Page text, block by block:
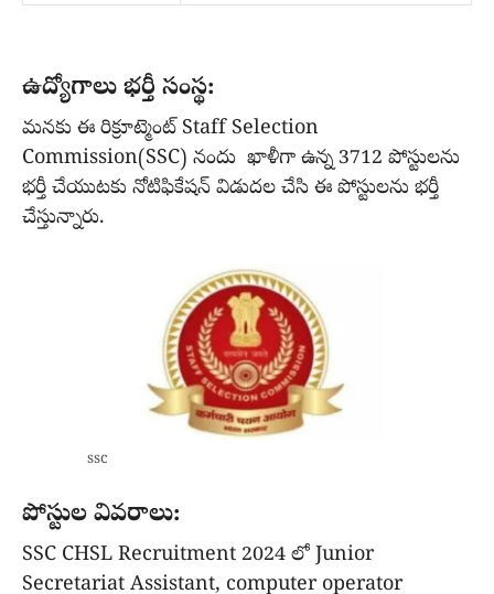
ఉద్యోగాలు భర్తీ సంస్థ:
మనకు ఈ రిక్రూట్మెంట్ Staff Selection
Commission(SSC) నందు ఖాళీగా ఉన్న 3712 పోస్టులను
భర్తీ చేయుటకు నోటిఫికేషన్ విడుదల చేసి ఈ పోస్టులను భర్తీ
చేస్తున్నారు.
ssc
పోస్టుల వివరాలు:
SSC CHSL Recruitment 2024 లో Junior
Secretariat Assistant, computer operator